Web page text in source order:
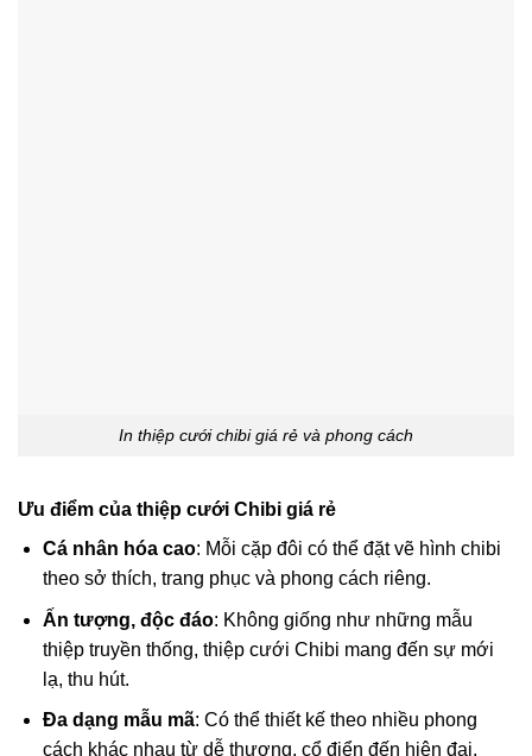
In thiệp cưới chibi giá rẻ và phong cách
Ưu điểm của thiệp cưới Chibi giá rẻ
Cá nhân hóa cao: Mỗi cặp đôi có thể đặt vẽ hình chibi
theo sở thích, trang phục và phong cách riêng.
Ấn tượng, độc đáo: Không giống như những mẫu
thiệp truyền thống, thiệp cưới Chibi mang đến sự mới
lạ, thu hút.
Đa dạng mẫu mã: Có thể thiết kế theo nhiều phong
cách khác nhau từ dễ thương, cổ điển đến hiện đại,